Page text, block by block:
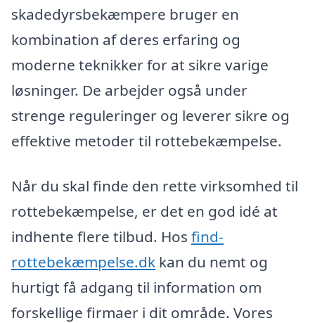
skadedyrsbekæmpere bruger en
kombination af deres erfaring og
moderne teknikker for at sikre varige
løsninger. De arbejder også under
strenge reguleringer og leverer sikre og
effektive metoder til rottebekæmpelse.
Når du skal finde den rette virksomhed til
rottebekæmpelse, er det en god idé at
indhente flere tilbud. Hos find-
rottebekæmpelse.dk kan du nemt og
hurtigt få adgang til information om
forskellige firmaer i dit område. Vores